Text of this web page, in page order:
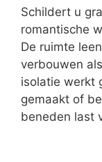
Schildert u
romantische
De ruimte
verbouwen
isolatie werkt
gemaakt of
beneden last